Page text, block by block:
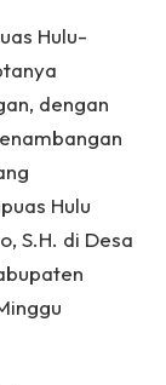
Hulu-
dengan
Hulu
S.H. di Desa